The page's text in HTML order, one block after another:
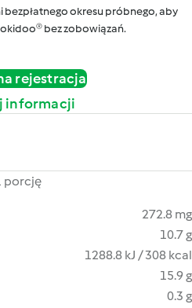
bezpłatnego okresu próbnego, aby
bez zobowiązań.
rejestracja
informacji
porcję
272.8 mg
10.7 g
1288.8 kJ / 308 kcal
15.9 g
0.3 g